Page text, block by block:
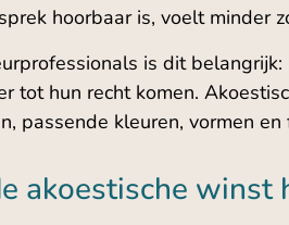
hoorbaar is, voelt minder
is dit
tot hun recht komen.
passende kleuren, vormen
akoestische